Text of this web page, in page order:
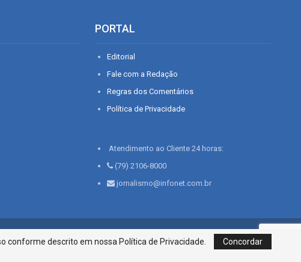
PORTAL
Editorial
Fale com a Redação
Regras dos Comentários
Política de Privacidade
Atendimento ao Cliente 24 horas:
(79) 2106-8000
jornalismo@infonet.com.br
276, Bairro São José | Aracaju-SE, CEP 49015-030, Fone: 79.2106.8000 - CI
Centro de Informações LTDA
conforme descrito em nossa Política de Privacidade.
Concordar